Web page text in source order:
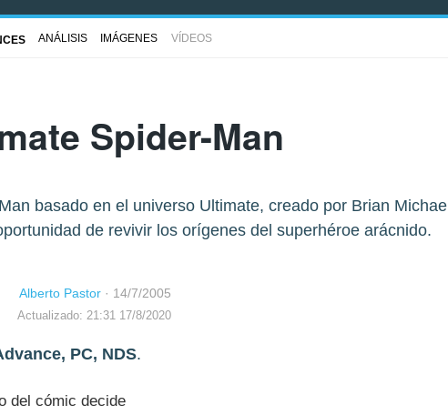
ANÁLISIS IMÁGENES VÍDEOS
Spider-Man
basado en el universo Ultimate, creado por Brian Michael
de revivir los orígenes del superhéroe arácnido.
Alberto Pastor · 14/7/2005
Actualizado: 21:31 17/8/2020
PC, NDS.
del cómic decide